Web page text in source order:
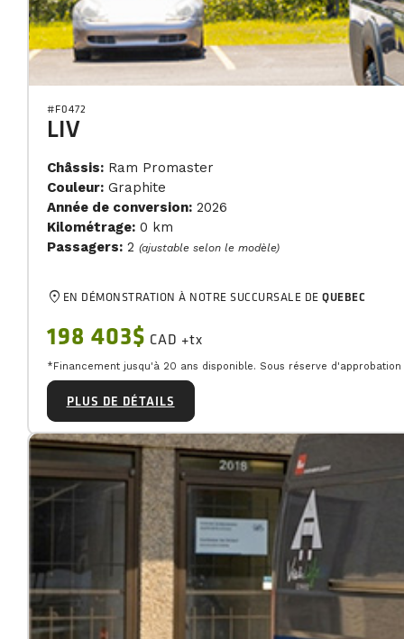
#F0472
LIV
Châssis:Ram Promaster
Couleur:Graphite
Année de conversion:2026
Kilométrage:0 km
Passagers:2 (ajustable selon le modèle)
location_on EN DÉMONSTRATION À NOTRE SUCCURSALE DEQUEBEC
198 403$ CAD +tx
*Financement jusqu'à 20 ans disponible. Sous réserve
PLUS DE DÉTAILS